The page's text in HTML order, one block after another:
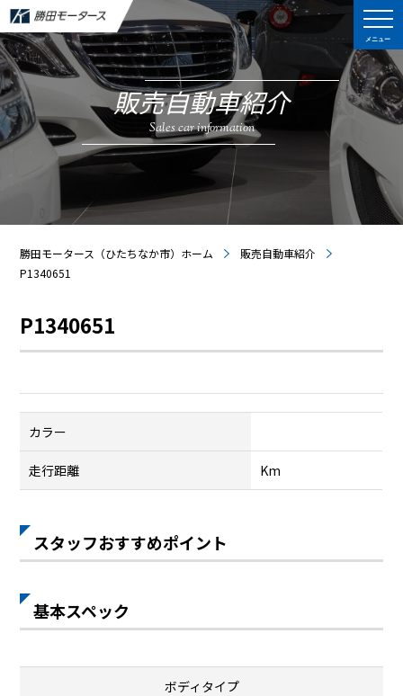
メニュー
販売自動車紹介
Sales car information
勝田モータース（ひたちなか市）ホーム
販売自動車紹介
P1340651
P1340651
カラー
走行距離 Km
スタッフおすすめポイント
基本スペック
ボディタイプ